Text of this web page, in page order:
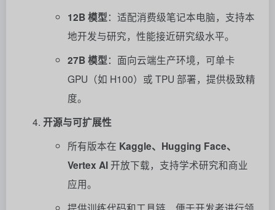
12B 模型：适配消费级笔记本电脑，支持本
地开发与研究，性能接近研究级水平。
27B 模型：面向云端生产环境，可单卡
GPU（如 H100）或 TPU 部署，提供极致精
度。
开源与可扩展性
所有版本在 Kaggle、Hugging Face、
Vertex AI开放下载，支持学术研究和商业
应用。